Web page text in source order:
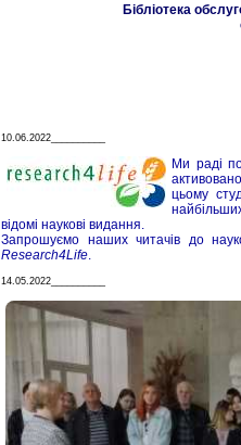
Бібліотека
10.06.2022__________
Ми раді
цьому
відомі наукові видання.
Запрошуємо наших читачів до
Research4Life.
14.05.2022__________